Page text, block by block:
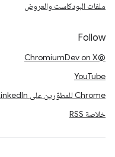
ملفات البودكاست والعروض
Follow
@ChromiumDev on X
YouTube
Chrome للمطوّرين على LinkedIn
خلاصة RSS